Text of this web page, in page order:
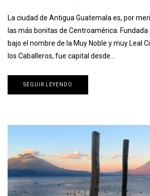
La ciudad de Antigua Guatemala es, por
las más bonitas de Centroamérica. Fundada
bajo el nombre de la Muy Noble y muy Leal
los Caballeros, fue capital desde…
SEGUIR LEYENDO